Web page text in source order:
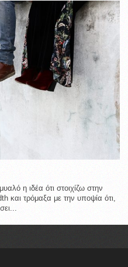
η ιδέα ότι στοιχίζω στην
και τρόμαξα με την υποψία ότι,